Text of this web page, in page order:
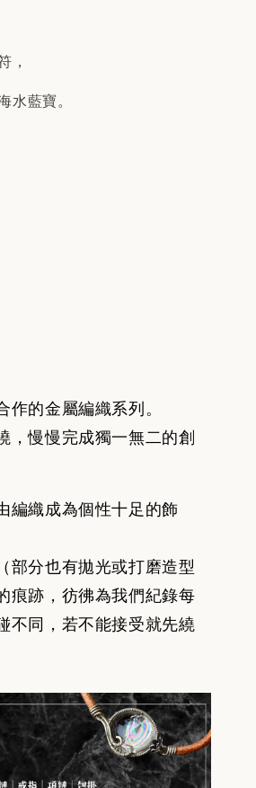
，
水藍寶。
的金屬編織系列。
，慢慢完成獨一無二的創
編織成為個性十足的飾
部分也有拋光或打磨造型
痕跡，彷彿為我們紀錄每
不同，若不能接受就先繞